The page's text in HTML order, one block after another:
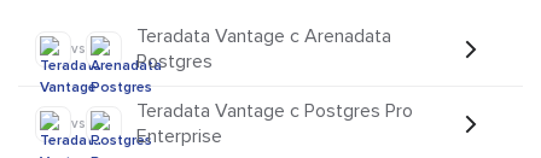
vs
Teradata Vantage с Arenadata
Postgres
vs
Teradata Vantage с Postgres Pro
Enterprise